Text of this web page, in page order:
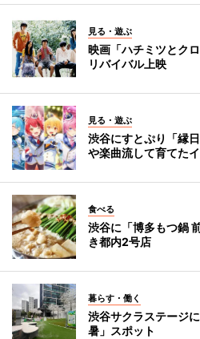
見る・遊ぶ
映画「ハチミツとク
リバイバル上映
見る・遊ぶ
渋谷にすとぷり「縁
や楽曲流して育てた
食べる
渋谷に「博多もつ鍋
き都内2号店
暮らす・働く
渋谷サクラステージ
暑」スポット